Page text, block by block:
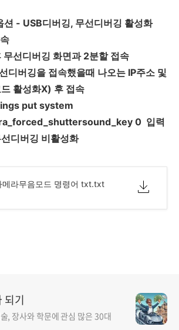
션 - USB디버깅, 무선디버깅 활성화
선디버깅 화면과 2분할 접속
디버깅을 접속했을때 나오는 IP주소 및
활성화X) 후 접속
put system
0 입력
디버깅 비활성화
메라무음모드 명령어 txt.txt
되기
, 장사와 학문에 관심 많은 30대